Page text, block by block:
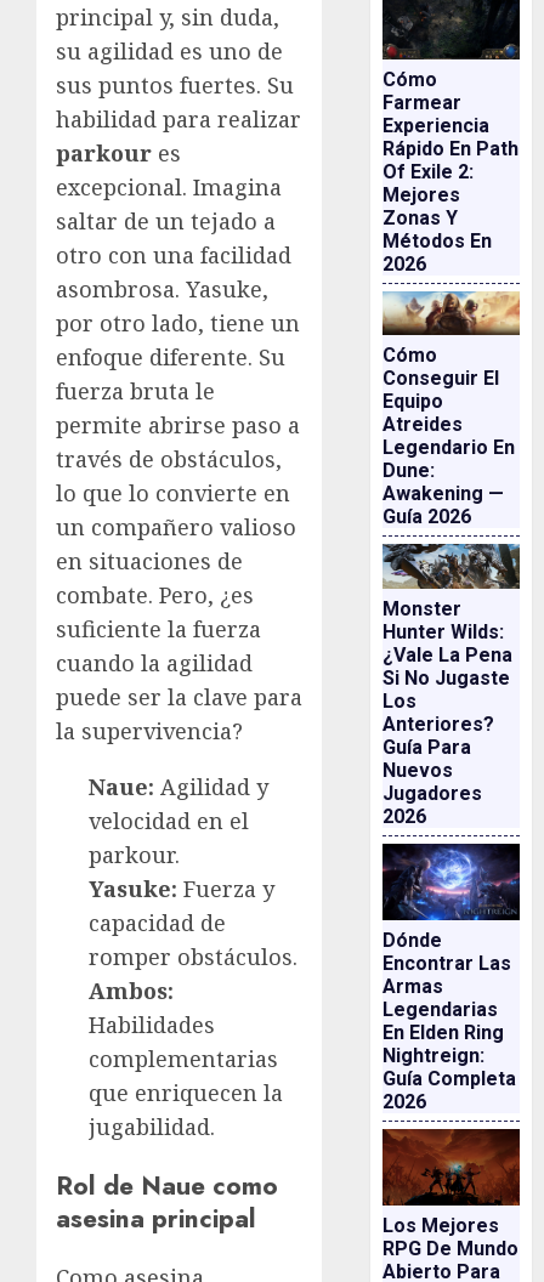
principal y, sin duda,
su agilidad es uno de
sus puntos fuertes. Su
habilidad para realizar
parkour es
excepcional. Imagina
saltar de un tejado a
otro con una facilidad
asombrosa. Yasuke,
por otro lado, tiene un
enfoque diferente. Su
fuerza bruta le
permite abrirse paso a
través de obstáculos,
lo que lo convierte en
un compañero valioso
en situaciones de
combate. Pero, ¿es
suficiente la fuerza
cuando la agilidad
puede ser la clave para
la supervivencia?
Naue: Agilidad y
velocidad en el
parkour.
Yasuke: Fuerza y
capacidad de
romper obstáculos.
Ambos:
Habilidades
complementarias
que enriquecen la
jugabilidad.
Rol de Naue como
asesina principal
Cómo
Farmear
Experiencia
Rápido En Path
Of Exile 2:
Mejores
Zonas Y
Métodos En
2026
Cómo
Conseguir El
Equipo
Atreides
Legendario En
Dune:
Awakening —
Guía 2026
Monster
Hunter Wilds:
¿vale La Pena
Si No Jugaste
Los
Anteriores?
Guía Para
Nuevos
Jugadores
2026
Dónde
Encontrar Las
Armas
Legendarias
En Elden Ring
Nightreign:
Guía Completa
2026
Los Mejores
RPG De Mundo
Abierto Para